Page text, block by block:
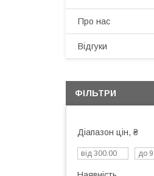
Про нас
Відгуки
ФІЛЬТРИ
Діапазон цін, ₴